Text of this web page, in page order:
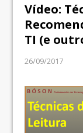
Vídeo:
TI (e
26/09/2017